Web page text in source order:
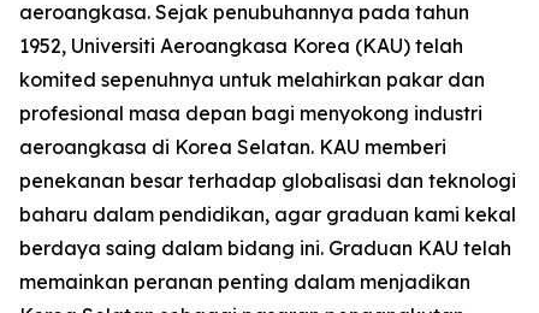
aeroangkasa. Sejak penubuhannya pada tahun
1952, Universiti Aeroangkasa Korea (KAU) telah
komited sepenuhnya untuk melahirkan pakar dan
profesional masa depan bagi menyokong industri
aeroangkasa di Korea Selatan. KAU memberi
penekanan besar terhadap globalisasi dan teknologi
baharu dalam pendidikan, agar graduan kami kekal
berdaya saing dalam bidang ini. Graduan KAU telah
memainkan peranan penting dalam menjadikan